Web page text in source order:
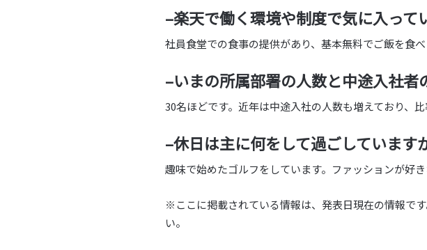
–楽天で働く環境や制度で気に入って
社員食堂での食事の提供があり、基本無料でご飯を食べ
–いまの所属部署の人数と中途入社者
30名ほどです。近年は中途入社の人数も増えており、
–休日は主に何をして過ごしています
趣味で始めたゴルフをしています。ファッションが好
※ここに掲載されている情報は、発表日現在の情報で
い。